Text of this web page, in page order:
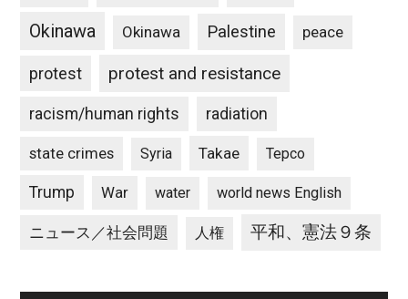
Okinawa Okinawa Palestine peace
protest protest and resistance
racism/human rights radiation
state crimes Syria Takae Tepco
Trump War water world news English
ニュース／社会問題 人権 平和、憲法９条